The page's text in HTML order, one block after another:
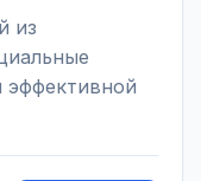
из
эффективной